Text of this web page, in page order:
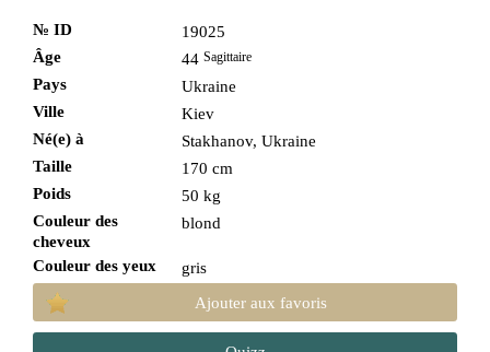
№ ID
19025
Âge
44 Sagittaire
Pays
Ukraine
Ville
Kiev
Né(e) à
Stakhanov, Ukraine
Taille
170 cm
Poids
50 kg
Couleur des
cheveux
blond
Couleur des yeux
gris
Ajouter aux favoris